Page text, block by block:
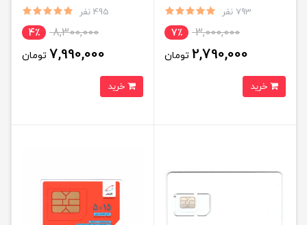
استاتیک (مخصوص مودم )
793 نفر
3,000,000 7٪
2,790,000 تومان
یکساله (مخصوص مودم )
495 نفر
8,300,000 4٪
7,990,000 تومان